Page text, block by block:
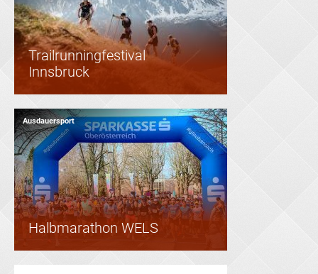
Trailrunningfestival
Innsbruck
Ausdauersport
Halbmarathon WELS